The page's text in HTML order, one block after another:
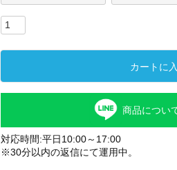
カートに
商品につい
対応時間:平日10:00～17:00
※30分以内の返信にて運用中。